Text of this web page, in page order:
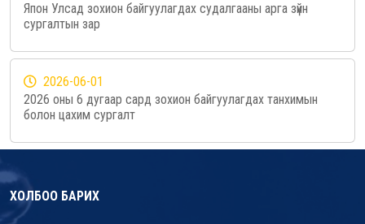
Япон Улсад зохион байгуулагдах судалгааны арга зүйн
сургалтын зар
2026-06-01
2026 оны 6 дугаар сард зохион байгуулагдах танхимын
болон цахим сургалт
ХОЛБОО БАРИХ